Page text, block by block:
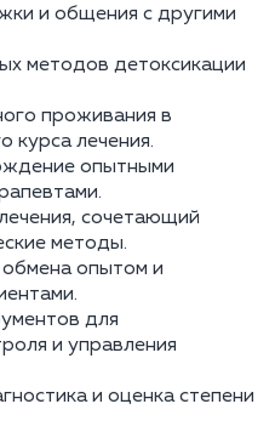
и общения с другими
методов детоксикации
проживания в
курса лечения.
опытными
сочетающий
методы.
обмена опытом и
для
и управления
и оценка степени